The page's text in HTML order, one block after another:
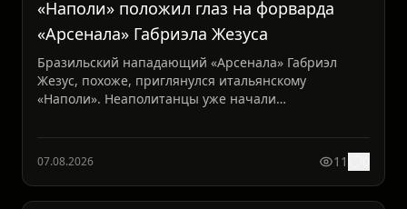
«Наполи» положил глаз на форварда
«Арсенала» Габриэла Жезуса
Бразильский нападающий «Арсенала» Габриэл
Жезус, похоже, приглянулся итальянскому
«Наполи». Неаполитанцы уже начали
07.08.2026 11